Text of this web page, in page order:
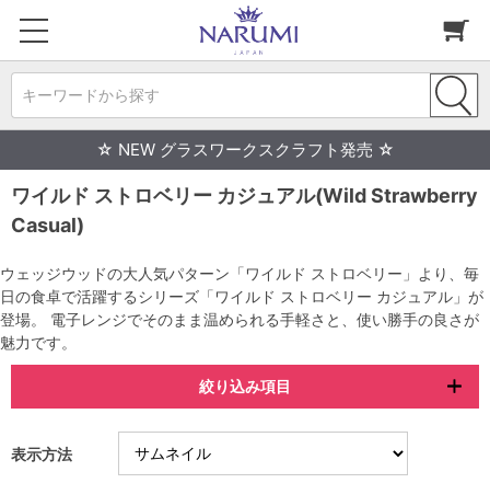
キーワードから探す
☆ NEW グラスワークスクラフト発売 ☆
ワイルド ストロベリー カジュアル(Wild Strawberry
Casual)
ウェッジウッドの大人気パターン「ワイルド ストロベリー」より、毎
日の食卓で活躍するシリーズ「ワイルド ストロベリー カジュアル」が
登場。 電子レンジでそのまま温められる手軽さと、使い勝手の良さが
魅力です。
絞り込み項目
表示方法